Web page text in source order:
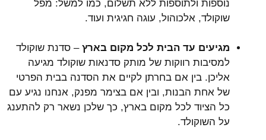
נוספות ולתוספות ללא תשלום, כמו למשל: מפל
שוקולד, אלכוהול, עוגה חגיגית ועוד.
מגיעים עד הבית לכל מקום בארץ – סדנת שוקולד
למסיבות רווקות של מותק סדנאות שוקולד מגיעה
אליכן. בין אם בחרתן לקיים את הסדנה בבית הפרטי
של אחת הבנות, ובין אם בצימר מפנק, אנחנו נגיע עם
כל הציוד לכל מקום בארץ, כך שלכן נשאר רק להתענג
על השוקולד.